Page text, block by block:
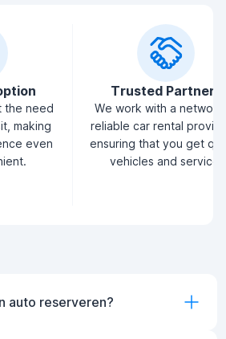
the need
making
even
Trusted Partners
We work with a
reliable car rental
ensuring that you get
vehicles and service.
auto reserveren?